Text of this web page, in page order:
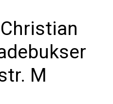
M